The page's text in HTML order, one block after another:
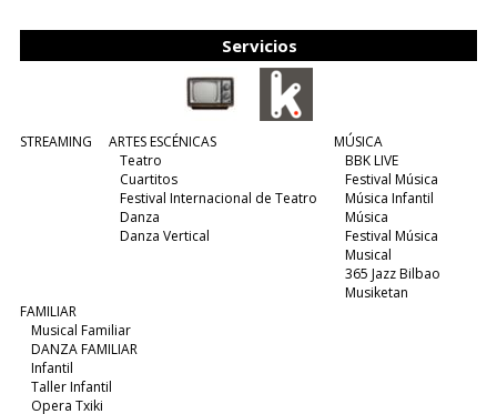
Servicios
STREAMING
ARTES ESCÉNICAS
Teatro
Cuartitos
Festival Internacional de Teatro
Danza
Danza Vertical
MÚSICA
BBK LIVE
Festival Música
Música Infantil
Música
Festival Música
Musical
365 Jazz Bilbao
Musiketan
FAMILIAR
Musical Familiar
DANZA FAMILIAR
Infantil
Taller Infantil
Opera Txiki